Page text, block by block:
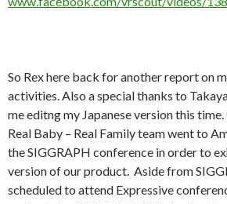
So Rex here back for another report on
activities. Also a special thanks to
me editng my Japanese version this
Real Baby – Real Family team went to
the SIGGRAPH conference in order to
version of our product. Aside from
scheduled to attend Expressive